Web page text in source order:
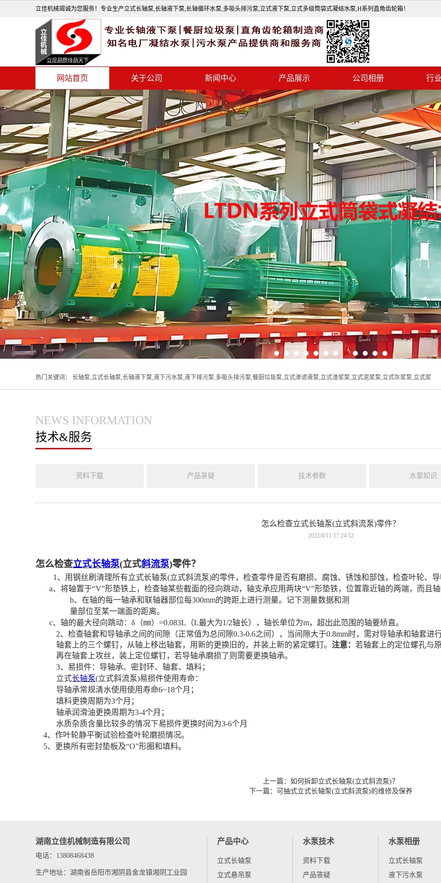
立佳机械竭诚为您服务！专业生产立式长轴泵,长轴液下泵,长轴循环水泵,多吸头排污泵,立式液下泵,立式多级筒袋式凝结水泵,H系列直角齿轮箱！
网站首页 关于公司 新闻中心 产品展示 公司相册 行
热门关键词： 长轴泵,立式长轴泵,长轴液下泵,液下污水泵,液下排污泵,多吸头排污泵,餐厨垃圾泵,立式渗滤液泵,立式渣浆泵,立式泥浆泵,立式灰浆泵,立式浆
NEWS INFORMATION
技术&服务
资料下载 产品答疑 技术参数 水泵知识
怎么检查立式长轴泵(立式斜流泵)零件？
2022/6/11 17:24:52
怎么检查立式长轴泵(立式斜流泵)零件？
1 、用钢丝刷清理所有立式长轴泵(立式斜流泵)的零件，检查零件是否有磨损、腐蚀、锈蚀和部蚀，检查叶轮、
a、 将轴置于“V”形垫铁上，检查轴某些截面的径向跳动，轴支承应用两块“V”形垫铁，位置靠近轴的两端，而且
b、在轴的每一轴承和联轴器部位每300mm的跨距上进行测量。记下测量数据和测
量部位至某一端面的距离。
c、轴的最大径向跳动：δ（㎜） =0.083L （L最大为1/2轴长），轴长单位为m，超出此范围的轴要矫直。
2、检查轴套和导轴承之间的间隙（正常值为总间隙0.3-0.6之间），当间隙大于0.8mm时，需对导轴承和轴套进
轴套上的三个螺钉，从轴上移出轴套，用新的更换旧的，并装上新的紧定螺钉。 注意： 若轴套上的定位螺孔与
再在轴套上攻丝，装上定位螺钉，若导轴承磨损了则需要更换轴承。
3、易损件：导轴承、密封环、轴套、填料；
立式长轴泵(立式斜流泵)易损件使用寿命：
导轴承常规清水使用使用寿命6~18个月；
填料更换周期为3个月；
轴承润滑油更换周期为3-4个月；
水质杂质含量比较多的情况下易损件更换时间为3-6个月
4、作叶轮静平衡试验检查叶轮磨损情况。
5、更换所有密封垫板及“O”形圈和填料。
上一篇： 如何拆卸立式长轴泵(立式斜流泵)？
下一篇：
可抽式立式长轴泵(立式斜流泵)的维修及保养
湖南立佳机械制造有限公司
电话：13808468438
生产地址：湖南省岳阳市湘阴县金龙镇湘阴工业园
产品中心
立式长轴泵
立式悬吊泵
水泵技术
资料下载
产品答疑
水泵相册
立式长轴泵
液下污水泵